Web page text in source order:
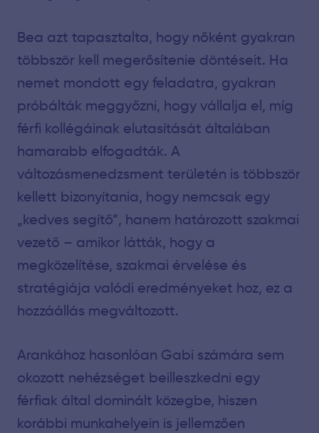
Bea azt tapasztalta, hogy nőként gyakran
többször kell megerősítenie döntéseit. Ha
nemet mondott egy feladatra, gyakran
próbálták meggyőzni, hogy vállalja el, míg
férfi kollégáinak elutasítását általában
hamarabb elfogadták. A
változásmenedzsment területén is többször
kellett bizonyítania, hogy nemcsak egy
„kedves segítő”, hanem határozott szakmai
vezető – amikor látták, hogy a
megközelítése, szakmai érvelése és
stratégiája valódi eredményeket hoz, ez a
hozzáállás megváltozott.
Arankához hasonlóan Gabi számára sem
okozott nehézséget beilleszkedni egy
férfiak által dominált közegbe, hiszen
korábbi munkahelyein is jellemzően